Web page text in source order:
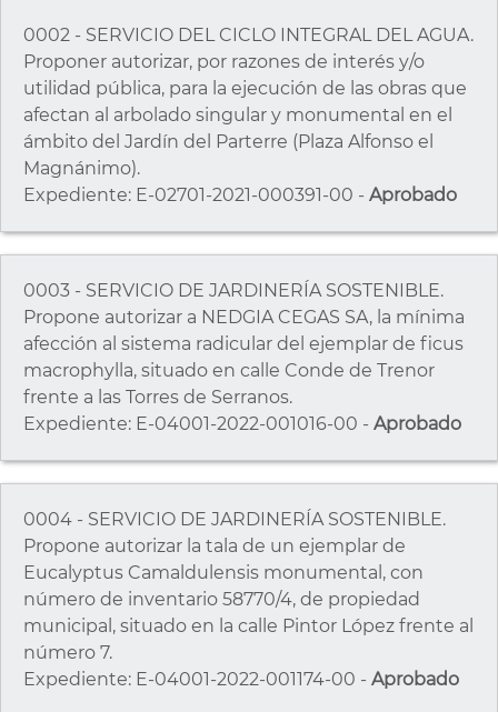
0002 - SERVICIO DEL CICLO INTEGRAL DEL AGUA.
Proponer autorizar, por razones de interés y/o
utilidad pública, para la ejecución de las obras que
afectan al arbolado singular y monumental en el
ámbito del Jardín del Parterre (Plaza Alfonso el
Magnánimo).
Expediente: E-02701-2021-000391-00 - Aprobado
0003 - SERVICIO DE JARDINERÍA SOSTENIBLE.
Propone autorizar a NEDGIA CEGAS SA, la mínima
afección al sistema radicular del ejemplar de ficus
macrophylla, situado en calle Conde de Trenor
frente a las Torres de Serranos.
Expediente: E-04001-2022-001016-00 - Aprobado
0004 - SERVICIO DE JARDINERÍA SOSTENIBLE.
Propone autorizar la tala de un ejemplar de
Eucalyptus Camaldulensis monumental, con
número de inventario 58770/4, de propiedad
municipal, situado en la calle Pintor López frente al
número 7.
Expediente: E-04001-2022-001174-00 - Aprobado